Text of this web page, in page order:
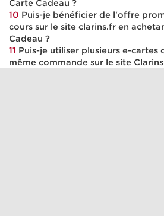
Carte Cadeau ?
10 Puis-je bénéficier de l'offre
cours sur le site clarins.fr en
Cadeau ?
11 Puis-je utiliser plusieurs e-cartes
même commande sur le site